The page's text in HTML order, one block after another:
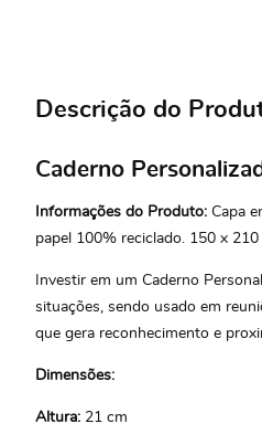
Descrição do
Caderno
Informações do Produto: Capa
papel 100% reciclado. 150 x 210
Investir em um Caderno
situações, sendo usado em
que gera reconhecimento e
Dimensões:
Altura: 21 cm